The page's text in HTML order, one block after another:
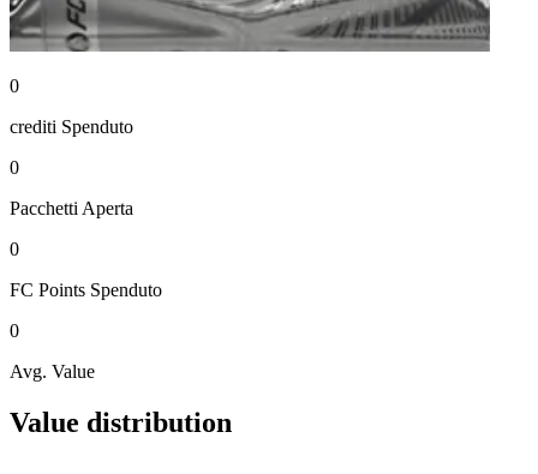
0
crediti Spenduto
0
Pacchetti Aperta
0
FC Points Spenduto
0
Avg. Value
Value distribution